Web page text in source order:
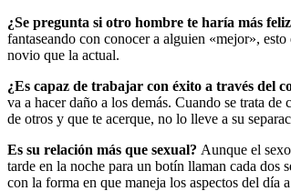
¿Se pregunta si otro hombre te haría más
fantaseando con conocer a alguien «mejor»,
novio que la actual.
¿Es capaz de trabajar con éxito a través del
va a hacer daño a los demás. Cuando se trata
de otros y que te acerque, no lo lleve a su
Es su relación más que sexual? Aunque el
tarde en la noche para un botín llaman cada dos
con la forma en que maneja los aspectos del día